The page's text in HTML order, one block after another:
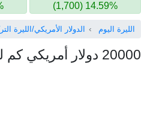
14.59% (1,700)
الليرة اليوم الدولار الأمريكي/الليرة
20000 دولار أمريكي كم ليرة تركية